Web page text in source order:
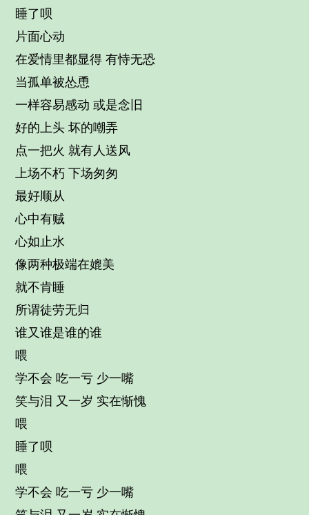
睡了呗
片面心动
在爱情里都显得 有恃无恐
当孤单被怂恿
一样容易感动 或是念旧
好的上头 坏的嘲弄
点一把火 就有人送风
上场不朽 下场匆匆
最好顺从
心中有贼
心如止水
像两种极端在媲美
就不肯睡
所谓徒劳无归
谁又谁是谁的谁
喂
学不会 吃一亏 少一嘴
笑与泪 又一岁 实在惭愧
喂
睡了呗
喂
学不会 吃一亏 少一嘴